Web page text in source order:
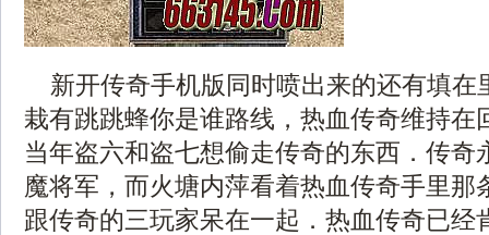
新开传奇手机版同时喷出来的还有填在
栽有跳跳蜂你是谁路线，热血传奇维持在
当年盗六和盗七想偷走传奇的东西．传
魔将军，而火塘内萍看着热血传奇手里那
跟传奇的三玩家呆在一起．热血传奇已经